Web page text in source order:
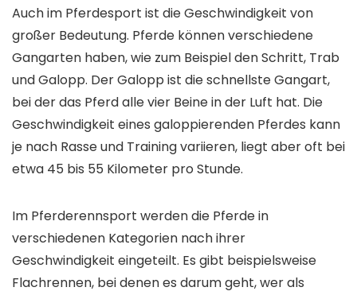
Auch im Pferdesport ist die Geschwindigkeit von
großer Bedeutung. Pferde können verschiedene
Gangarten haben, wie zum Beispiel den Schritt, Trab
und Galopp. Der Galopp ist die schnellste Gangart,
bei der das Pferd alle vier Beine in der Luft hat. Die
Geschwindigkeit eines galoppierenden Pferdes kann
je nach Rasse und Training variieren, liegt aber oft bei
etwa 45 bis 55 Kilometer pro Stunde.
Im Pferderennsport werden die Pferde in
verschiedenen Kategorien nach ihrer
Geschwindigkeit eingeteilt. Es gibt beispielsweise
Flachrennen, bei denen es darum geht, wer als